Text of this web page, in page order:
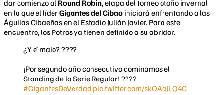
dar comienzo al Round Robin, etapa del torneo otoño invernal
en la que el líderGigantes del Cibao iniciará enfrentando a las
Águilas Cibaeñas en el Estadio Julián Javier. Para este
encuentro, los Potros ya tienen definido a su abridor.
¿Y e’ malo? ????
¡Por segundo año consecutivo dominamos el
Standing de la Serie Regular! ????
#GigantesDeVerdad pic.twitter.com/skOAaJLQ4C